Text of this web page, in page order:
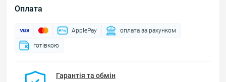
Оплата
ApplePay оплата за рахунком
готівкою
Гарантія та обмін